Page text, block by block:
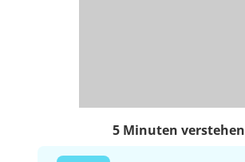
5 Minuten verstehen